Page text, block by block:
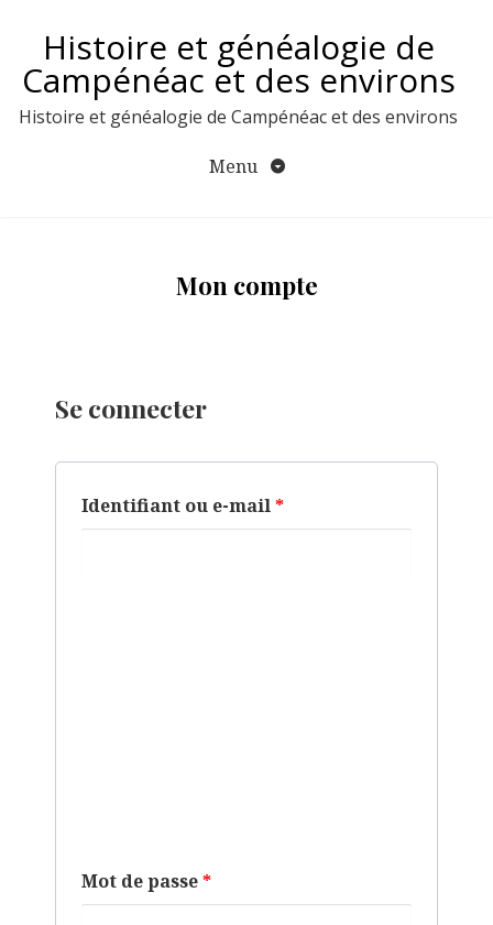
contenuHistoire et généalogie de
Campénéac et des environs
Histoire et généalogie de Campénéac et des environs
Menu
Mon compte
Se connecter
Identifiant ou e-mail*
Mot de passe*